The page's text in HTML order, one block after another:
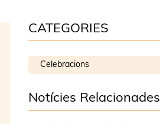
CATEGORIES
Celebracions
Notícies Relacionades